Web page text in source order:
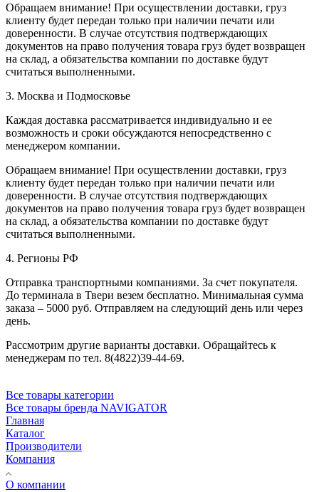
Обращаем внимание! При осуществлении доставки, груз
клиенту будет передан только при наличии печати или
доверенности. В случае отсутствия подтверждающих
документов на право получения товара груз будет возвращен
на склад, а обязательства компании по доставке будут
считаться выполненными.
3. Москва и Подмосковье
Каждая доставка рассматривается индивидуально и ее
возможность и сроки обсуждаются непосредственно с
менеджером компании.
Обращаем внимание! При осуществлении доставки, груз
клиенту будет передан только при наличии печати или
доверенности. В случае отсутствия подтверждающих
документов на право получения товара груз будет возвращен
на склад, а обязательства компании по доставке будут
считаться выполненными.
4. Регионы РФ
Отправка транспортными компаниями. За счет покупателя.
До терминала в Твери везем бесплатно. Минимальная сумма
заказа – 5000 руб. Отправляем на следующий день или через
день.
Рассмотрим другие варианты доставки. Обращайтесь к
менеджерам по тел. 8(4822)39-44-69.
Все товары категории
Все товары бренда NAVIGATOR
Главная
Каталог
Производители
Компания
О компании